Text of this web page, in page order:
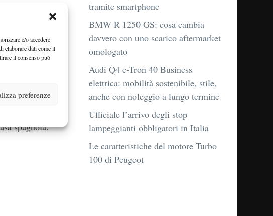
e/o accedere
elaborare dati come il
il consenso può
preferenze
spagnola.
tramite smartphone
BMW R 1250 GS: cosa cambia
davvero con uno scarico aftermarket
omologato
Audi Q4 e-Tron 40 Business
elettrica: mobilità sostenibile, stile,
anche con noleggio a lungo termine
Ufficiale l’arrivo degli stop
lampeggianti obbligatori in Italia
Le caratteristiche del motore Turbo
100 di Peugeot